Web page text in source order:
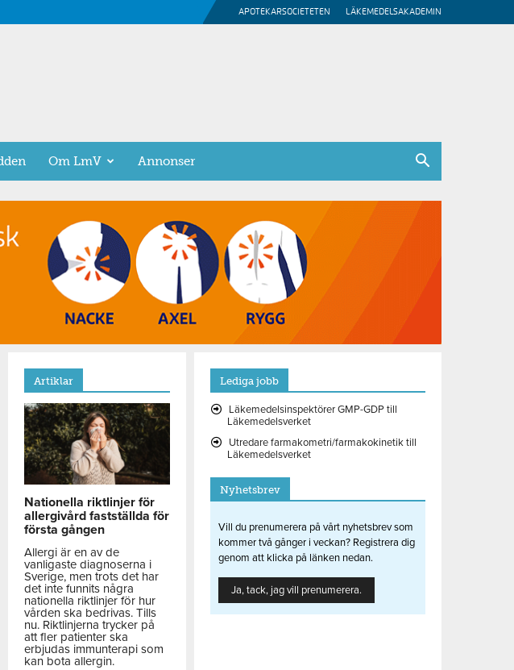
APOTEKARSOCIETETEN LÄKEMEDELSAKADEMIN
Om LmV Annonser
Artiklar
Nationella riktlinjer för
allergivård fastställda för
första gången
Allergi är en av de
vanligaste diagnoserna i
Sverige, men trots det har
det inte funnits några
nationella riktlinjer för hur
vården ska bedrivas. Tills
nu. Riktlinjerna trycker på
att fler patienter ska
erbjudas immunterapi som
kan bota allergin.
Lediga jobb
Läkemedelsinspektörer GMP-GDP till
Läkemedelsverket
Utredare farmakometri/farmakokinetik till
Läkemedelsverket
Nyhetsbrev
Vill du prenumerera på vårt nyhetsbrev som
kommer två gånger i veckan? Registrera dig
genom att klicka på länken nedan.
Ja, tack, jag vill prenumerera.